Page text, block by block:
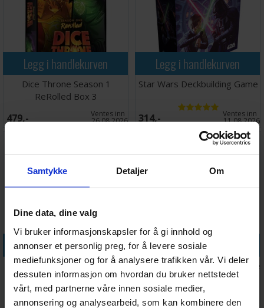
Samtykke Detaljer Om
Dine data, dine valg
Vi bruker informasjonskapsler for å gi innhold og
annonser et personlig preg, for å levere sosiale
mediefunksjoner og for å analysere trafikken vår. Vi deler
dessuten informasjon om hvordan du bruker nettstedet
vårt, med partnerne våre innen sosiale medier,
annonsering og analysearbeid, som kan kombinere den
Legg i handlekurven
Dice Throne Season 1
ReRolled Box 3
479,- Ventes inn
26.08.2026
Legg i handlekurven
Star Wars Deckbuilding Game
314,- Ventes inn
11.08.2026
Legg i handlekurven
Dice Throne Marvel 2 Hero
Box 1
313,- lager:3
Legg i handlekurven
Unmatched Houdini/The Genie
Brettspill
264,- lager: